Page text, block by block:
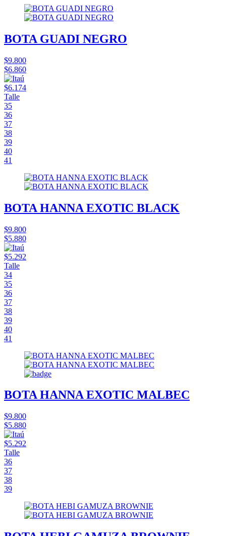
BOTA GUADI NEGRO
$9.800
$6.860
$6.174
Talle
35
36
37
38
39
40
41
BOTA HANNA EXOTIC BLACK
$9.800
$5.880
$5.292
Talle
34
35
36
37
38
39
40
41
BOTA HANNA EXOTIC MALBEC
$9.800
$5.880
$5.292
Talle
36
37
38
39